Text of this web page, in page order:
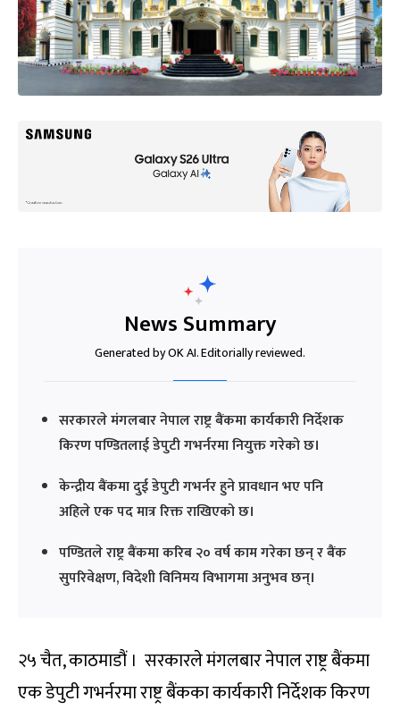
News Summary
Generated by OK AI. Editorially reviewed.
सरकारले मंगलबार नेपाल राष्ट्र बैंकमा कार्यकारी निर्देशक
किरण पण्डितलाई डेपुटी गभर्नरमा नियुक्त गरेको छ।
केन्द्रीय बैंकमा दुई डेपुटी गभर्नर हुने प्रावधान भए पनि
अहिले एक पद मात्र रिक्त राखिएको छ।
पण्डितले राष्ट्र बैंकमा करिब २० वर्ष काम गरेका छन् र बैंक
सुपरिवेक्षण, विदेशी विनिमय विभागमा अनुभव छन्।
२५ चैत, काठमाडौं । सरकारले मंगलबार नेपाल राष्ट्र बैंकमा
एक डेपुटी गभर्नरमा राष्ट्र बैंकका कार्यकारी निर्देशक किरण